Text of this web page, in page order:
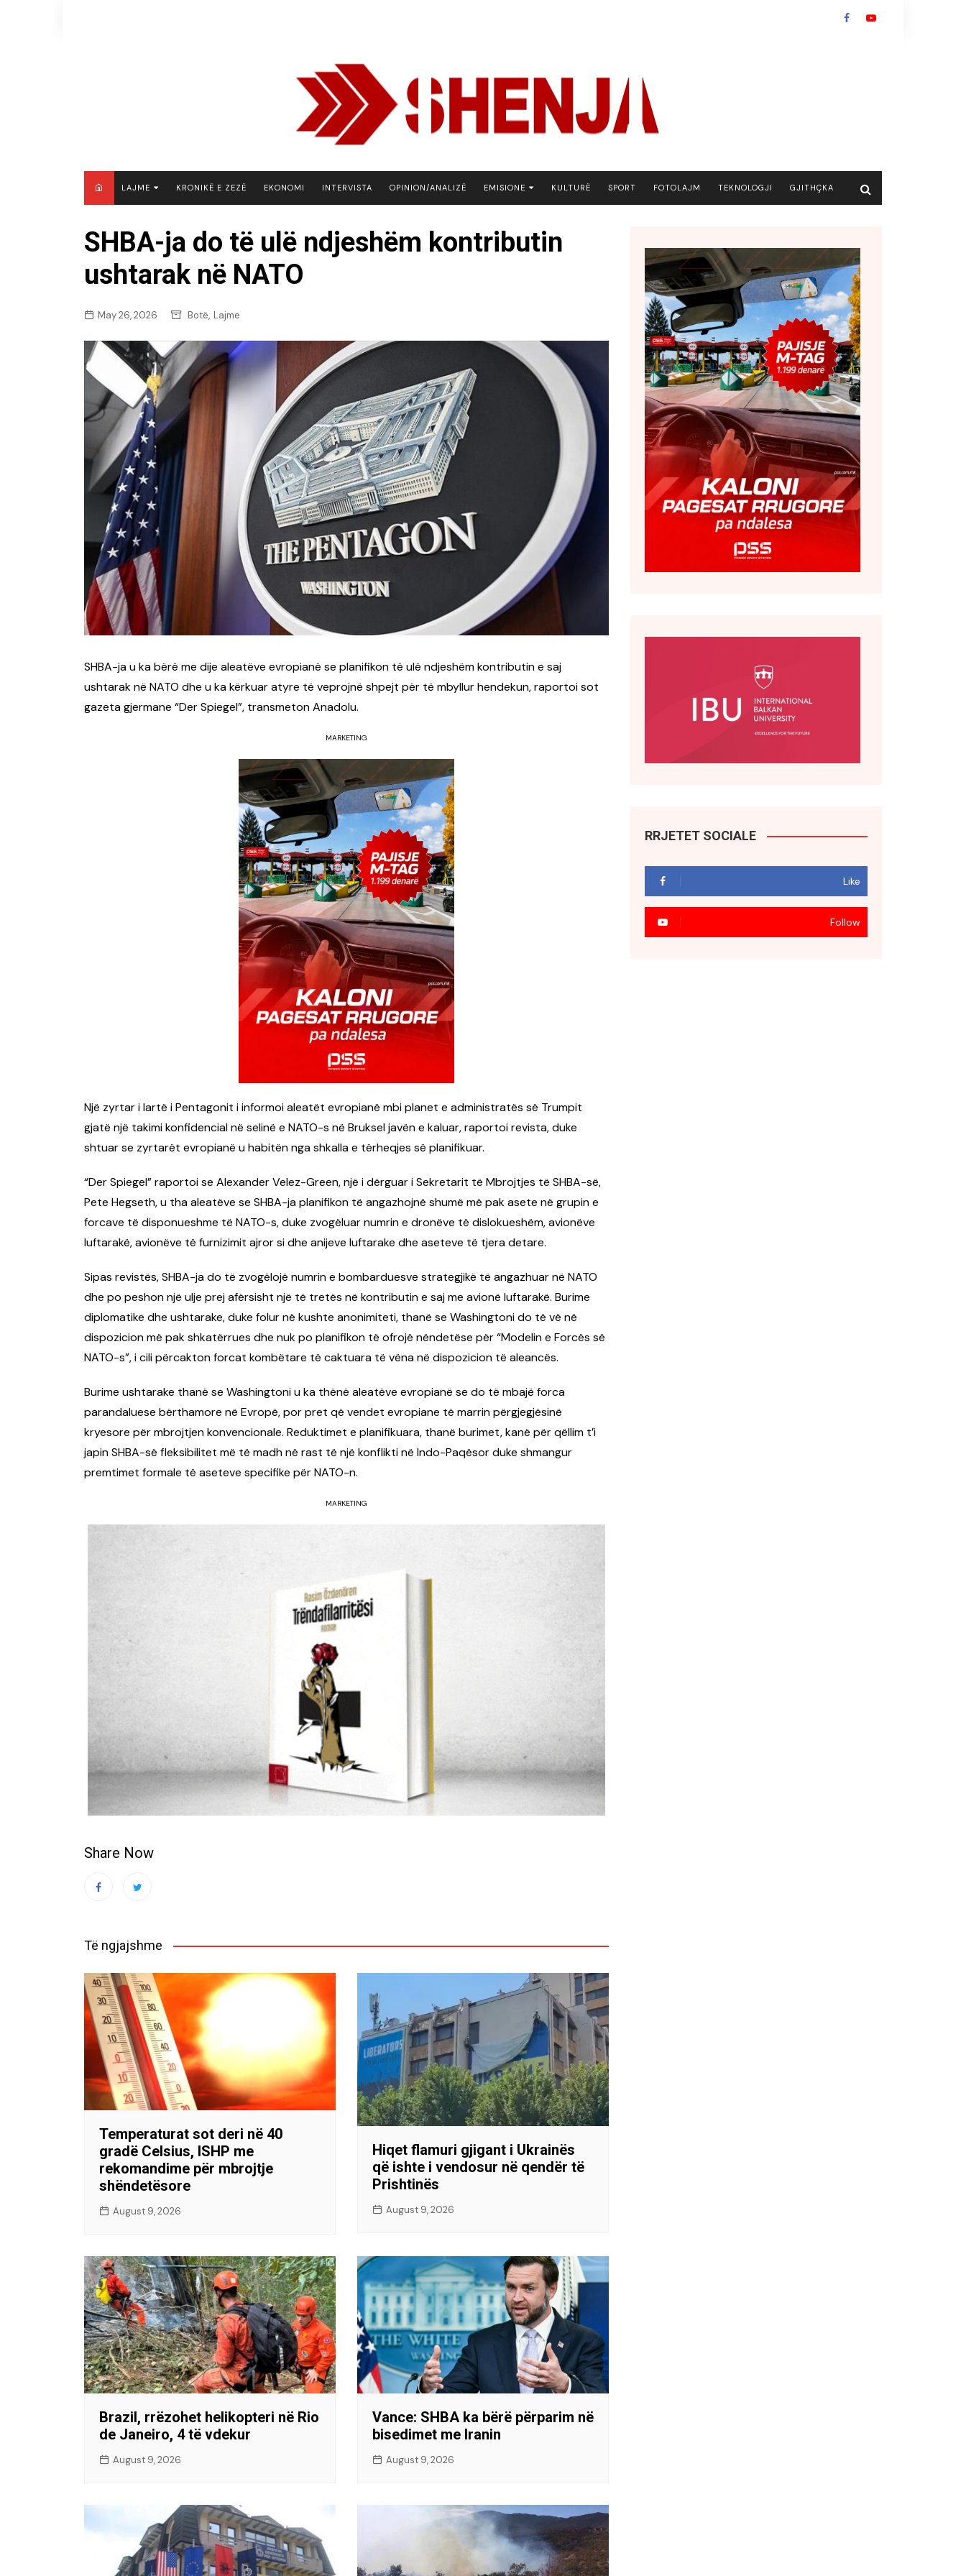
LAJME
KOSOVË
SHQIPËRI
BOTË
KRONIKË E ZEZË EKONOMI INTERVISTA OPINION/ANALIZË EMISIONE
BOTA NE FOKUS
GJURMË
INTERVISTA EMISION
KU E KISHIM FJALEN
PARADITE ME NE
RECETA E DITES
RETRO JAVORE
KULTURË SPORT FOTOLAJM TEKNOLOGJI GJITHÇKA
SHBA-ja do të ulë ndjeshëm kontributin
ushtarak në NATO
May 26, 2026 Botë, Lajme
SHBA-ja u ka bërë me dije aleatëve evropianë se planifikon të ulë ndjeshëm kontributin e saj
ushtarak në NATO dhe u ka kërkuar atyre të veprojnë shpejt për të mbyllur hendekun, raportoi sot
gazeta gjermane “Der Spiegel”, transmeton Anadolu.
MARKETING
Një zyrtar i lartë i Pentagonit i informoi aleatët evropianë mbi planet e administratës së Trumpit
gjatë një takimi konfidencial në selinë e NATO-s në Bruksel javën e kaluar, raportoi revista, duke
shtuar se zyrtarët evropianë u habitën nga shkalla e tërheqjes së planifikuar.
“Der Spiegel” raportoi se Alexander Velez-Green, një i dërguar i Sekretarit të Mbrojtjes të SHBA-së,
Pete Hegseth, u tha aleatëve se SHBA-ja planifikon të angazhojnë shumë më pak asete në grupin e
forcave të disponueshme të NATO-s, duke zvogëluar numrin e dronëve të dislokueshëm, avionëve
luftarakë, avionëve të furnizimit ajror si dhe anijeve luftarake dhe aseteve të tjera detare.
Sipas revistës, SHBA-ja do të zvogëlojë numrin e bombarduesve strategjikë të angazhuar në NATO
dhe po peshon një ulje prej afërsisht një të tretës në kontributin e saj me avionë luftarakë. Burime
diplomatike dhe ushtarake, duke folur në kushte anonimiteti, thanë se Washingtoni do të vë në
dispozicion më pak shkatërrues dhe nuk po planifikon të ofrojë nëndetëse për “Modelin e Forcës së
NATO-s”, i cili përcakton forcat kombëtare të caktuara të vëna në dispozicion të aleancës.
Burime ushtarake thanë se Washingtoni u ka thënë aleatëve evropianë se do të mbajë forca
parandaluese bërthamore në Evropë, por pret që vendet evropiane të marrin përgjegjësinë
kryesore për mbrojtjen konvencionale. Reduktimet e planifikuara, thanë burimet, kanë për qëllim t’i
japin SHBA-së fleksibilitet më të madh në rast të një konflikti në Indo-Paqësor duke shmangur
premtimet formale të aseteve specifike për NATO-n.
MARKETING
Share Now
Të ngjajshme
Temperaturat sot deri në 40
gradë Celsius, ISHP me
rekomandime për mbrojtje
shëndetësore
August 9, 2026
Hiqet flamuri gjigant i Ukrainës
që ishte i vendosur në qendër të
Prishtinës
August 9, 2026
Brazil, rrëzohet helikopteri në Rio
de Janeiro, 4 të vdekur
August 9, 2026
Vance: SHBA ka bërë përparim në
bisedimet me Iranin
August 9, 2026
RRJETET SOCIALE
Like
Follow